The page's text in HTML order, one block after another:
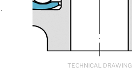
TECHNICAL DRAWING